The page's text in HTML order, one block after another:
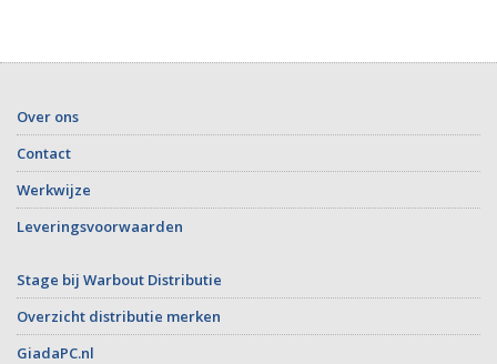
Over ons
Contact
Werkwijze
Leveringsvoorwaarden
Stage bij Warbout Distributie
Overzicht distributie merken
GiadaPC.nl